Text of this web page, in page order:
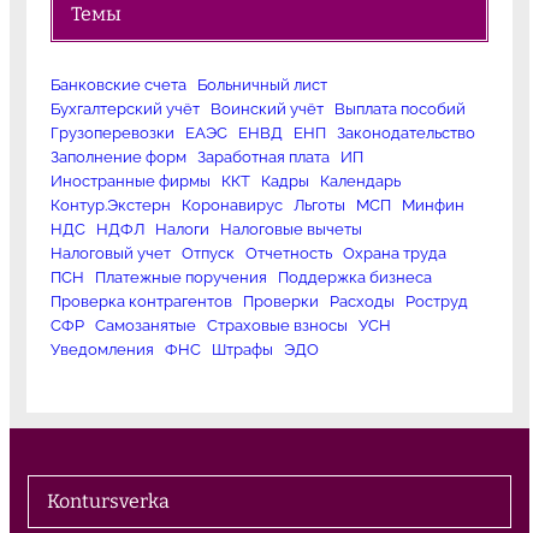
Темы
Банковские счета
Больничный лист
Бухгалтерский учёт
Воинский учёт
Выплата пособий
Грузоперевозки
ЕАЭС ЕНВД ЕНП
Законодательство
Заполнение форм
Заработная плата
ИП
Иностранные фирмы
ККТ Кадры
Календарь
Контур.Экстерн
Коронавирус Льготы МСП
Минфин
НДС
НДФЛ Налоги
Налоговые вычеты
Налоговый учет
Отпуск Отчетность
Охрана труда
ПСН
Платежные поручения
Поддержка бизнеса
Проверка контрагентов
Проверки Расходы
Роструд
СФР
Самозанятые Страховые взносы
УСН
Уведомления
ФНС Штрафы ЭДО
Kontursverka